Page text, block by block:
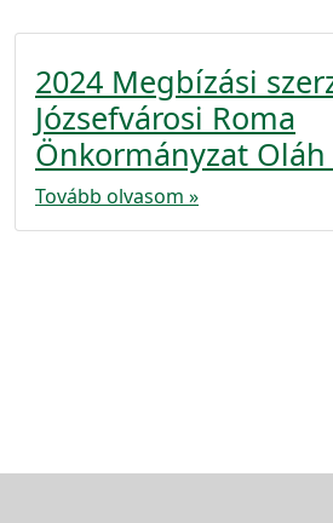
2024 Megbízási
Józsefvárosi Roma
Önkormányzat Oláh
Tovább olvasom »